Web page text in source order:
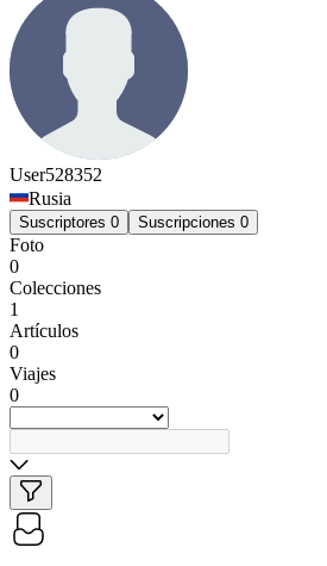
User528352
Rusia
Suscriptores 0 Suscripciones 0
Foto
0
Colecciones
1
Artículos
0
Viajes
0